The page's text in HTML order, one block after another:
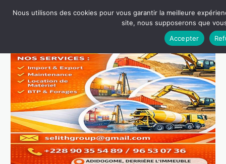
Nous utilisons des cookies pour vous garantir la meilleure
site, nous supposerons que
Accepter